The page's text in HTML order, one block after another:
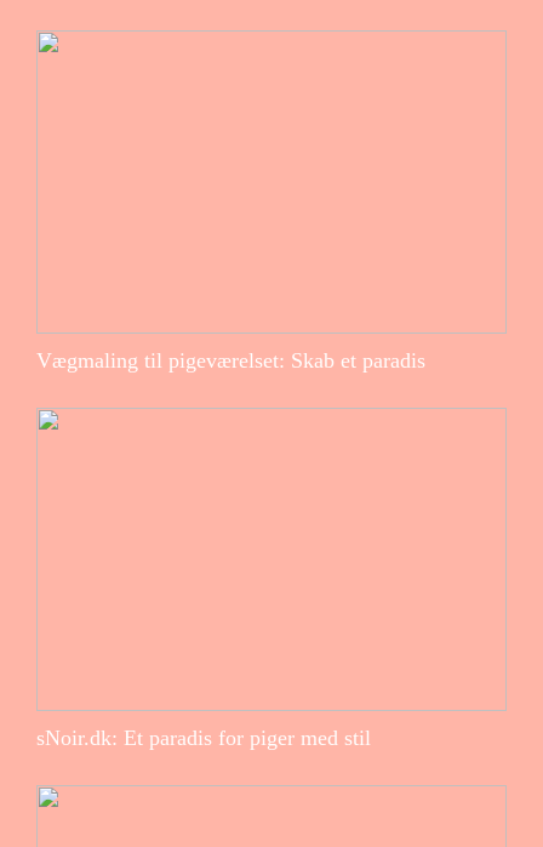
Vægmaling til pigeværelset: Skab et paradis
sNoir.dk: Et paradis for piger med stil